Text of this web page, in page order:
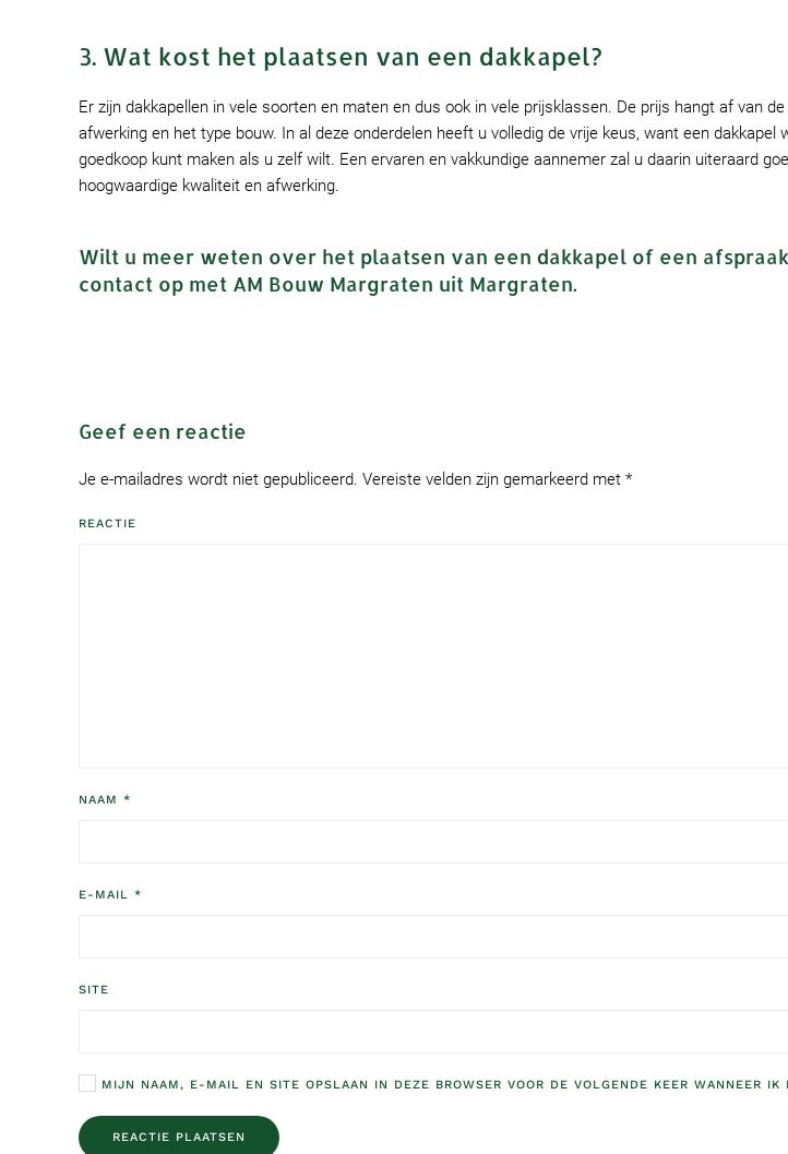
3. Wat kost het plaatsen van een dakkapel?
Er zijn dakkapellen in vele soorten en maten en dus ook in vele prijsklassen. De prijs hangt af van
afwerking en het type bouw. In al deze onderdelen heeft u volledig de vrije keus, want een
goedkoop kunt maken als u zelf wilt. Een ervaren en vakkundige aannemer zal u daarin uiteraard
hoogwaardige kwaliteit en afwerking.
Wilt u meer weten over het plaatsen van een dakkapel of een
contact op met AM Bouw Margraten uit Margraten.
Geef een reactie
Je e-mailadres wordt niet gepubliceerd. Vereiste velden zijn gemarkeerd met *
REACTIE
NAAM *
E-MAIL *
SITE
MIJN NAAM, E-MAIL EN SITE OPSLAAN IN DEZE BROWSER VOOR DE VOLGENDE KEER WANNEER IK
REACTIE PLAATSEN